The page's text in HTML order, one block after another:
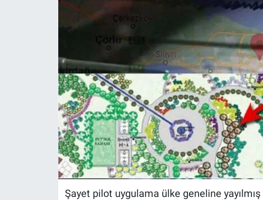
Şayet pilot uygulama ülke geneline